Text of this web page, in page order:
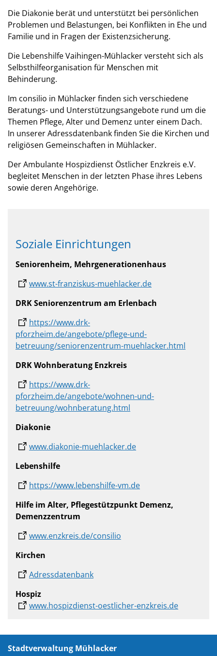
Die Diakonie berät und unterstützt bei persönlichen
Problemen und Belastungen, bei Konflikten in Ehe und
Familie und in Fragen der Existenzsicherung.
Die Lebenshilfe Vaihingen-Mühlacker versteht sich als
Selbsthilfeorganisation für Menschen mit
Behinderung.
Im consilio in Mühlacker finden sich verschiedene
Beratungs- und Unterstützungsangebote rund um die
Themen Pflege, Alter und Demenz unter einem Dach.
In unserer Adressdatenbank finden Sie die Kirchen und
religiösen Gemeinschaften in Mühlacker.
Der Ambulante Hospizdienst Östlicher Enzkreis e.V.
begleitet Menschen in der letzten Phase ihres Lebens
sowie deren Angehörige.
Soziale Einrichtungen
Seniorenheim, Mehrgenerationenhaus
www.st-franziskus-muehlacker.de
DRK Seniorenzentrum am Erlenbach
https://www.drk-
pforzheim.de/angebote/pflege-und-
betreuung/seniorenzentrum-muehlacker.html
DRK Wohnberatung Enzkreis
https://www.drk-
pforzheim.de/angebote/wohnen-und-
betreuung/wohnberatung.html
Diakonie
www.diakonie-muehlacker.de
Lebenshilfe
https://www.lebenshilfe-vm.de
Hilfe im Alter, Pflegestützpunkt Demenz,
Demenzzentrum
www.enzkreis.de/consilio
Kirchen
Adressdatenbank
Hospiz
www.hospizdienst-oestlicher-enzkreis.de
Stadtverwaltung Mühlacker